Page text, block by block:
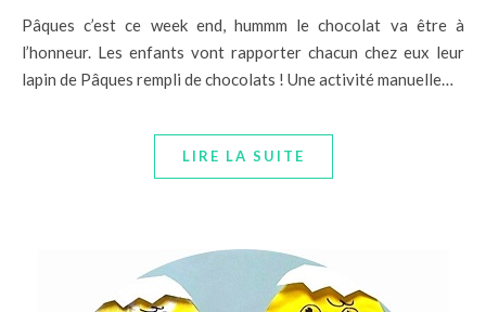
Pâques c’est ce week end, hummm le chocolat va être à
l’honneur. Les enfants vont rapporter chacun chez eux leur
lapin de Pâques rempli de chocolats ! Une activité manuelle…
LIRE LA SUITE